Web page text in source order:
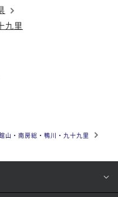
九里
山・南房総・鴨川・九十九里